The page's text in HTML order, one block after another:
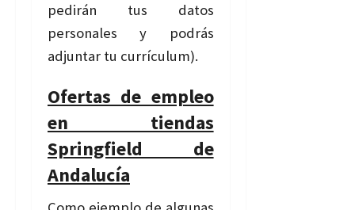
pedirán tus datos
personales y podrás
adjuntar tu currículum).
Ofertas de empleo
en tiendas
Springfield de
Andalucía